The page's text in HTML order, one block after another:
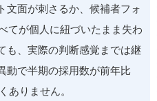
文面が刺さるか、候補者フォ
が個人に紐づいたまま失わ
も、実際の判断感覚までは継
動で半期の採用数が前年比
ありません。